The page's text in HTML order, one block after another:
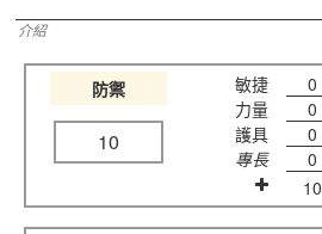
介紹
防禦
10
敏捷
0
力量
0
護具
0
專長
0
10